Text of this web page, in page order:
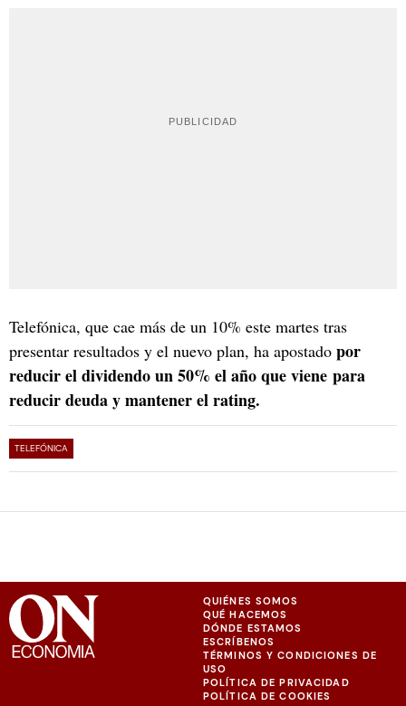
Telefónica, que cae más de un 10% este martes tras
presentar resultados y el nuevo plan, ha apostado por
reducir el dividendo un 50% el año que viene para
reducir deuda y mantener el rating.
TELEFÓNICA
QUIÉNES SOMOS
QUÉ HACEMOS
DÓNDE ESTAMOS
ESCRÍBENOS
TÉRMINOS Y CONDICIONES DE
USO
POLÍTICA DE PRIVACIDAD
POLÍTICA DE COOKIES